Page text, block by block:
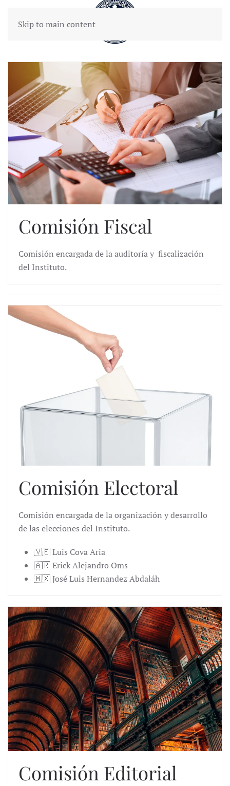
Skip to main content
Comisión Fiscal
Comisión encargada de la auditoría y fiscalización
del Instituto.
Comisión Electoral
Comisión encargada de la organización y desarrollo
de las elecciones del Instituto.
🇻🇪 Luis Cova Aria
🇦🇷 Erick Alejandro Oms
🇲🇽 José Luis Hernandez Abdaláh
Comisión Editorial